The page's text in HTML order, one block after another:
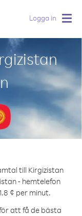
Logga in
till Kirgizistan
- hemtelefon
¢ per minut.
att få de bästa